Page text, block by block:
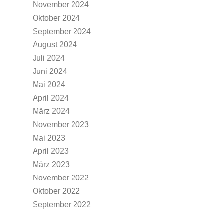
November 2024
Oktober 2024
September 2024
August 2024
Juli 2024
Juni 2024
Mai 2024
April 2024
März 2024
November 2023
Mai 2023
April 2023
März 2023
November 2022
Oktober 2022
September 2022